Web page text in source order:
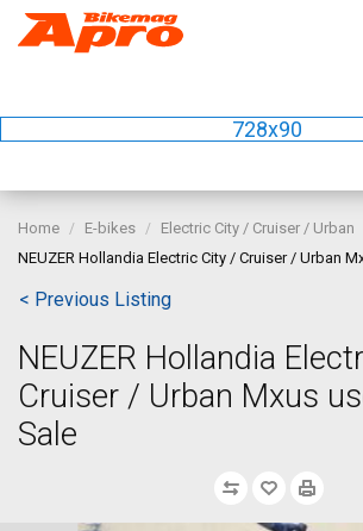
728x90
Home E-bikes
Electric City / Cruiser / Urban
NEUZER Hollandia Electric City / Cruiser / Urban
< Previous Listing
NEUZER Hollandia
Cruiser / Urban Mxus
Sale